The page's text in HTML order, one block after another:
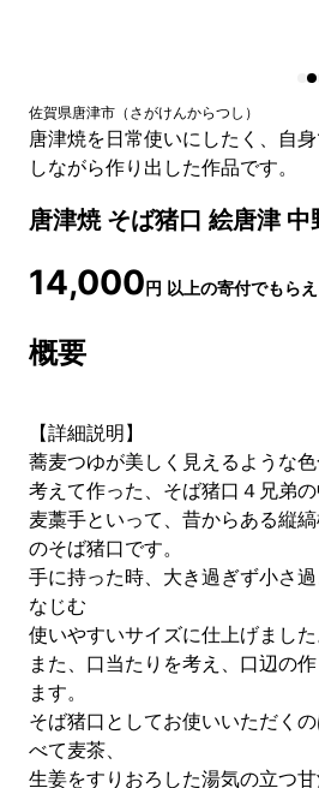
佐賀県唐津市 （ さがけんからつし ）
唐津焼を日常使いにしたく、自
しながら作り出した作品です。
唐津焼 そば猪口 絵唐津 中
14,000円 以上の寄付でもら
概要
【詳細説明】
蕎麦つゆが美しく見えるような
考えて作った、そば猪口４兄弟の
麦藁手といって、昔からある縦
のそば猪口です。
手に持った時、大き過ぎず小さ
なじむ
使いやすいサイズに仕上げました
また、口当たりを考え、口辺の
ます。
そば猪口としてお使いいただく
べて麦茶、
生姜をすりおろした湯気の立つ